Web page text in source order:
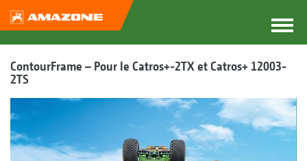
ContourFrame – Pour le Catros+-2TX et Catros+ 12003-
2TS